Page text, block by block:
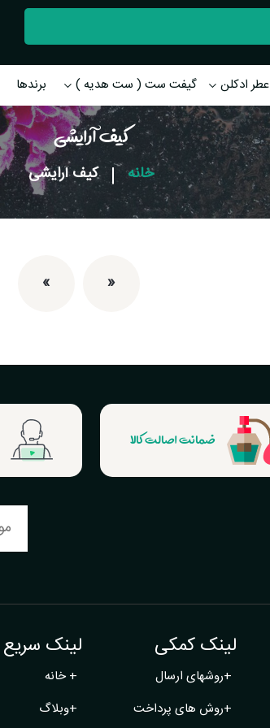
عطر ادکلن گیفت ست ( ست هدیه ) برندها
کیف آرایشی
خانه | کیف آرایشی
«اولین »آخرین
ضمانت اصالت کالا
لینک کمکی
+روشهای ارسال
+روش های پرداخت
لینک سریع
+خانه
+وبلاگ